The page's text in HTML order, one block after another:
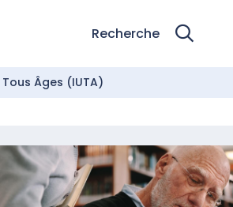
Recherche
Âges (IUTA)